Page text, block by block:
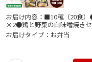
お届け内容：■10種（20食
×2●鶏と野菜の白味噌焼き
お届けタイプ：お弁当